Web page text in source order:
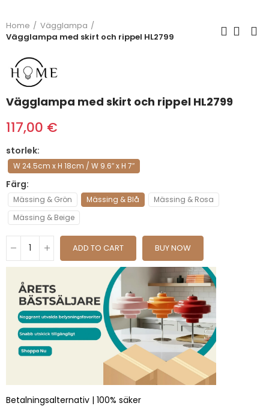
Home
Vägglampa
Vägglampa med skirt och rippel HL2799
Vägglampa med skirt och rippel HL2799
117,00 €
storlek
W 24.5cm x H 18cm / W 9.6″ x H 7″
Färg
Mässing & Grön Mässing & Blå
Mässing & Rosa
Mässing & Beige
ADD TO CART BUY NOW
Betalningsalternativ | 100% säker